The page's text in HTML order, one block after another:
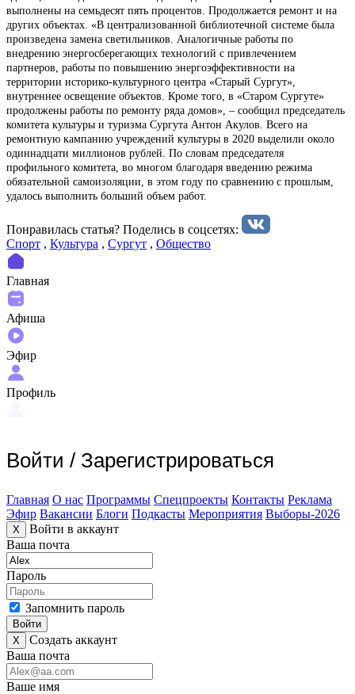
выполнены на семьдесят пять процентов. Продолжается ремонт и на
других объектах. «В централизованной библиотечной системе была
произведена замена светильников. Аналогичные работы по
внедрению энергосберегающих технологий с привлечением
партнеров, работы по повышению энергоэффективности на
территории историко-культурного центра «Старый Сургут»,
внутреннее освещение объектов. Кроме того, в «Старом Сургуте»
продолжены работы по ремонту ряда домов», – сообщил председатель
комитета культуры и туризма Сургута Антон Акулов. Всего на
ремонтную кампанию учреждений культуры в 2020 выделили около
одиннадцати миллионов рублей. По словам председателя
профильного комитета, во многом благодаря введению режима
обязательной самоизоляции, в этом году по сравнению с прошлым,
удалось выполнить больший объем работ.
Понравилась статья? Поделиcь в соцсетях:
Спорт , Культура , Сургут , Общество
Главная
Афиша
Эфир
Профиль
Войти / Зарегистрироваться
Главная О нас Программы Спецпроекты Контакты Реклама
Эфир Вакансии Блоги Подкасты Мероприятия Выборы-2026
X
Войти в аккаунт
Ваша почта
Пароль
Запомнить пароль
Войти
X
Создать аккаунт
Ваша почта
Ваше имя